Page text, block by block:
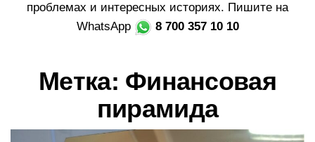
проблемах и интересных историях. Пишите на
WhatsApp
8 700 357 10 10
Метка: Финансовая
пирамида